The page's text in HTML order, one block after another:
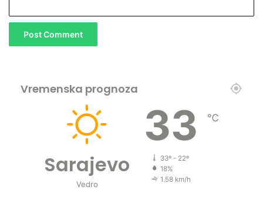
Vremenska prognoza
Sarajevo
Vedro
33 ℃
33º - 22º
18%
1.58 km/h